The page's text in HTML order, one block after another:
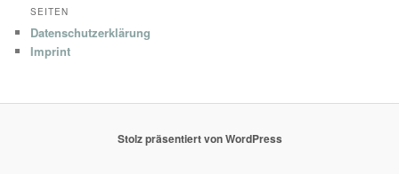
SEITEN
Datenschutzerklärung
Imprint
Stolz präsentiert von WordPress